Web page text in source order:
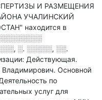
И РАЗМЕЩЕНИЯ
УЧАЛИНСКИЙ
находится в
░. ░░░░░, ░░.
Действующая.
Основной
по
услуг для